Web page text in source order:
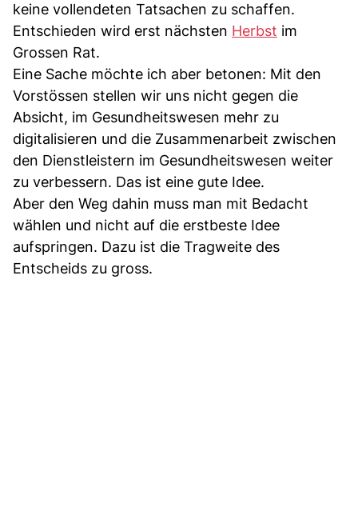
keine vollendeten Tatsachen zu schaffen.
Entschieden wird erst nächsten Herbst im
Grossen Rat.
Eine Sache möchte ich aber betonen: Mit den
Vorstössen stellen wir uns nicht gegen die
Absicht, im Gesundheitswesen mehr zu
digitalisieren und die Zusammenarbeit zwischen
den Dienstleistern im Gesundheitswesen weiter
zu verbessern. Das ist eine gute Idee.
Aber den Weg dahin muss man mit Bedacht
wählen und nicht auf die erstbeste Idee
aufspringen. Dazu ist die Tragweite des
Entscheids zu gross.